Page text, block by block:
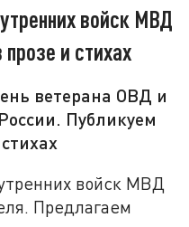
войск МВД
и стихах
ветерана ОВД и
Публикуем
войск МВД
Предлагаем